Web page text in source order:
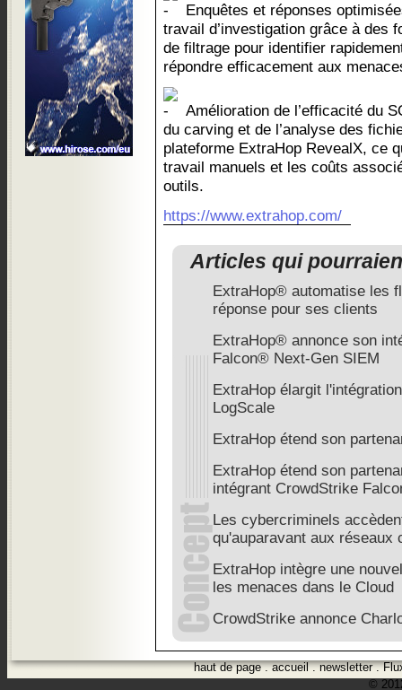
Enquêtes et réponses
travail d’investigation grâce à des
de filtrage pour identifier
répondre efficacement aux
Amélioration de l’efficacité du
du carving et de l’analyse des
plateforme ExtraHop RevealX, ce
travail manuels et les coûts
outils.
https://www.extrahop.com/
Articles qui
ExtraHop® automatise les
réponse pour ses clients
ExtraHop® annonce son
Falcon® Next-Gen SIEM
ExtraHop élargit
LogScale
ExtraHop étend son
ExtraHop étend son
intégrant CrowdStrike
Les cybercriminels
qu'auparavant aux réseaux
ExtraHop intègre une
les menaces dans le Cloud
CrowdStrike annonce
haut de page.accueil.newsletter.
©